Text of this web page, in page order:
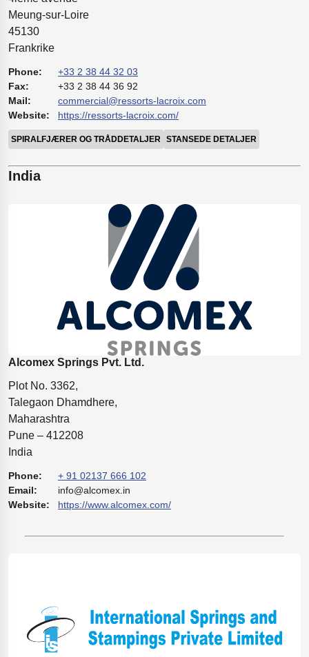
Meung-sur-Loire
45130
Frankrike
Phone:
+33 2 38 44 32 03
Fax:
+33 2 38 44 36 92
Mail:
commercial@ressorts-lacroix.com
Website:
https://ressorts-lacroix.com/
SPIRALFJÆRER OG TRÅDDETALJER STANSEDE DETALJER
India
Alcomex Springs Pvt. Ltd.
Plot No. 3362,
Talegaon Dhamdhere,
Maharashtra
Pune – 412208
India
Phone:
+ 91 02137 666 102
Email:
info@alcomex.in
Website:
https://www.alcomex.com/